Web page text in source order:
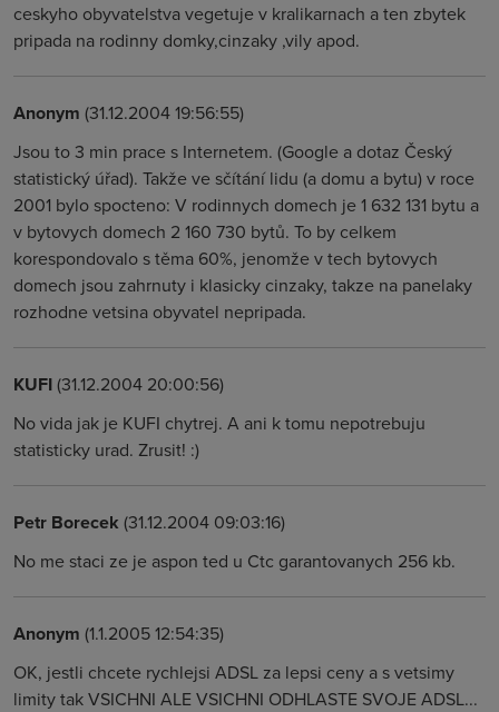
ceskyho obyvatelstva vegetuje v kralikarnach a ten zbytek
pripada na rodinny domky,cinzaky ,vily apod.
Anonym (31.12.2004 19:56:55)
Jsou to 3 min prace s Internetem. (Google a dotaz Český
statistický úřad). Takže ve sčítání lidu (a domu a bytu) v roce
2001 bylo spocteno: V rodinnych domech je 1 632 131 bytu a
v bytovych domech 2 160 730 bytů. To by celkem
korespondovalo s těma 60%, jenomže v tech bytovych
domech jsou zahrnuty i klasicky cinzaky, takze na panelaky
rozhodne vetsina obyvatel nepripada.
KUFI(31.12.2004 20:00:56)
No vida jak je KUFI chytrej. A ani k tomu nepotrebuju
statisticky urad. Zrusit! :)
Petr Borecek (31.12.2004 09:03:16)
No me staci ze je aspon ted u Ctc garantovanych 256 kb.
Anonym (1.1.2005 12:54:35)
OK, jestli chcete rychlejsi ADSL za lepsi ceny a s vetsimy
limity tak VSICHNI ALE VSICHNI ODHLASTE SVOJE ADSL...